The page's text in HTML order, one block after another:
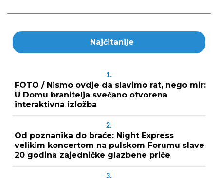
Najčitanije
1.
FOTO / Nismo ovdje da slavimo rat, nego mir:
U Domu branitelja svečano otvorena
interaktivna izložba
2.
Od poznanika do braće: Night Express
velikim koncertom na pulskom Forumu slave
20 godina zajedničke glazbene priče
3.